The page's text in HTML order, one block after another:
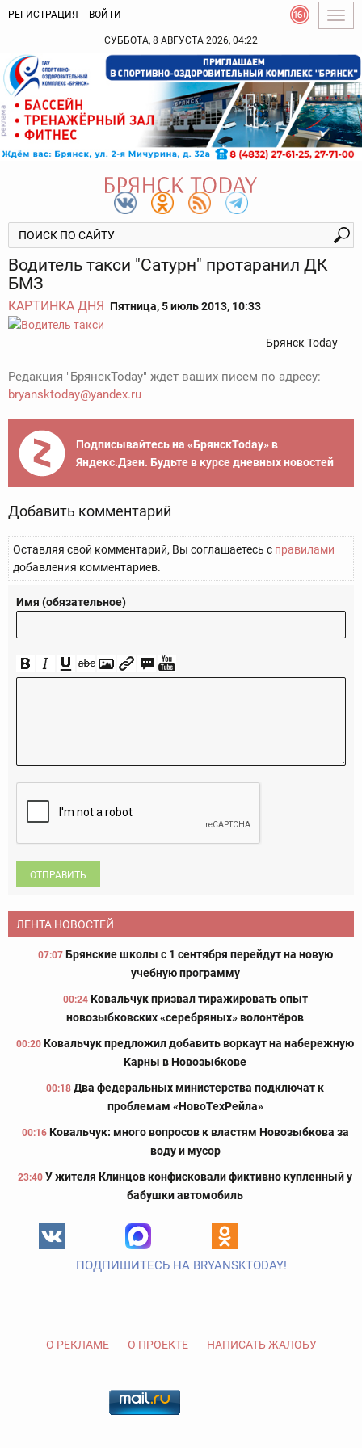
РЕГИСТРАЦИЯ ВОЙТИ
СУББОТА, 8 АВГУСТА 2026, 04:22
Водитель такси "Сатурн" протаранил ДК
БМЗ
КАРТИНКА ДНЯ Пятница, 5 июль 2013, 10:33
Брянск Today
Редакция "БрянскToday" ждет ваших писем по адресу:
bryansktoday@yandex.ru
Подписывайтесь на «БрянскToday» в
Яндекс.Дзен. Будьте в курсе дневных новостей
Добавить комментарий
Оставляя свой комментарий, Вы соглашаетесь с правилами
добавления комментариев.
Имя (обязательное)
ОТПРАВИТЬ
ЛЕНТА НОВОСТЕЙ
07:07 Брянские школы с 1 сентября перейдут на новую
учебную программу
00:24 Ковальчук призвал тиражировать опыт
новозыбковских «серебряных» волонтёров
00:20 Ковальчук предложил добавить воркаут на набережную
Карны в Новозыбкове
00:18 Два федеральных министерства подключат к
проблемам «НовоТехРейла»
00:16 Ковальчук: много вопросов к властям Новозыбкова за
воду и мусор
23:40 У жителя Клинцов конфисковали фиктивно купленный у
бабушки автомобиль
ПОДПИШИТЕСЬ НА BRYANSKTODAY!
О РЕКЛАМЕ О ПРОЕКТЕ НАПИСАТЬ ЖАЛОБУ